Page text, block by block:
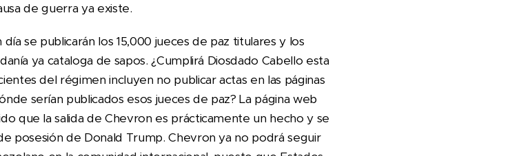
de guerra ya existe.
se publicarán los 15,000 jueces de paz titulares y los
ya cataloga de sapos. ¿Cumplirá Diosdado Cabello esta
del régimen incluyen no publicar actas en las páginas
serían publicados esos jueces de paz? La página web
que la salida de Chevron es prácticamente un hecho y se
posesión de Donald Trump. Chevron ya no podrá seguir